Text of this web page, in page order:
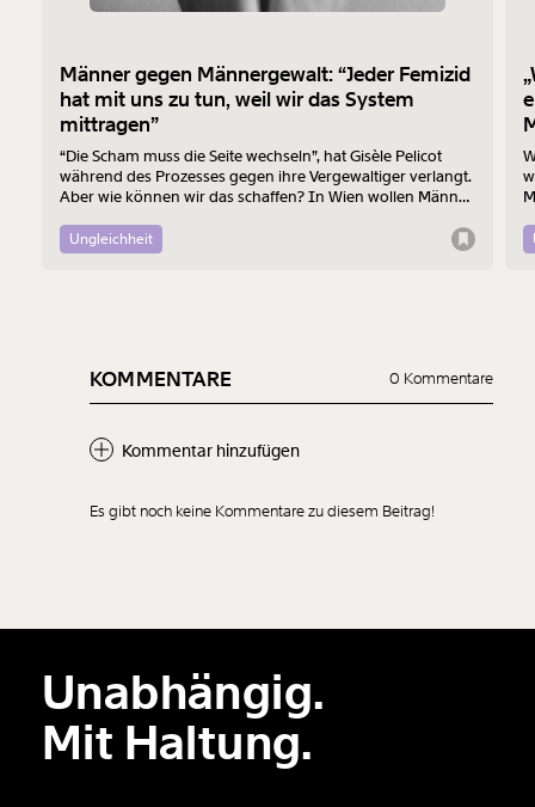
Männer gegen Männergewalt: “Jeder Femizid
hat mit uns zu tun, weil wir das System
mittragen”
“Die Scham muss die Seite wechseln”, hat Gisèle Pelicot
während des Prozesses gegen ihre Vergewaltiger verlangt.
Aber wie können wir das schaffen? In Wien wollen Männer
Männergewalt den ersten Schritt machen.
Ungleichheit
KOMMENTARE 0 Kommentare
Kommentar hinzufügen
Der Inhalt dieses Feldes wird nicht öffentlich zugänglich angezeigt.
Es gibt noch keine Kommentare zu diesem Beitrag!
Unabhängig.
Mit Haltung.